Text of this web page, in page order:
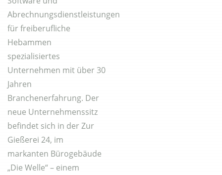
Abrechnungsdienstleistungen
für freiberufliche
Hebammen
spezialisiertes
Unternehmen mit über 30
Jahren
Branchenerfahrung. Der
neue Unternehmenssitz
befindet sich in der Zur
Gießerei 24, im
markanten Bürogebäude
„Die Welle“ – einem